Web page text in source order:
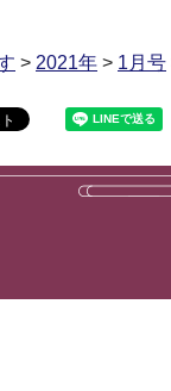
> 2021年 > 1月号